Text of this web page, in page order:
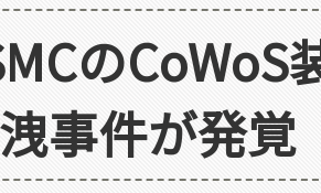
の
事件が発覚